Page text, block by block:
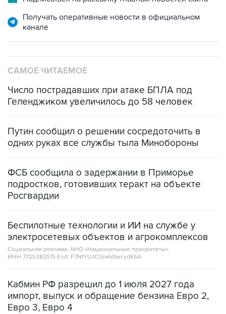
Получать оперативные новости в официальном
канале
САМОЕ ЧИТАЕМОЕ
Число пострадавших при атаке БПЛА под
Геленджиком увеличилось до 58 человек
Путин сообщил о решении сосредоточить в
одних руках все службы тыла Минобороны
ФСБ сообщила о задержании в Приморье
подростков, готовивших теракт на объекте
Росгвардии
Беспилотные технологии и ИИ на службе у
электросетевых объектов и агрокомплексов
Социальная реклама, АНО «Национальные приоритеты».
ИНН 7725383515 Erid: F7NfYUJCUneVdwcydK6A
Кабмин РФ разрешил до 1 июля 2027 года
импорт, выпуск и обращение бензина Евро 2,
Евро 3, Евро 4